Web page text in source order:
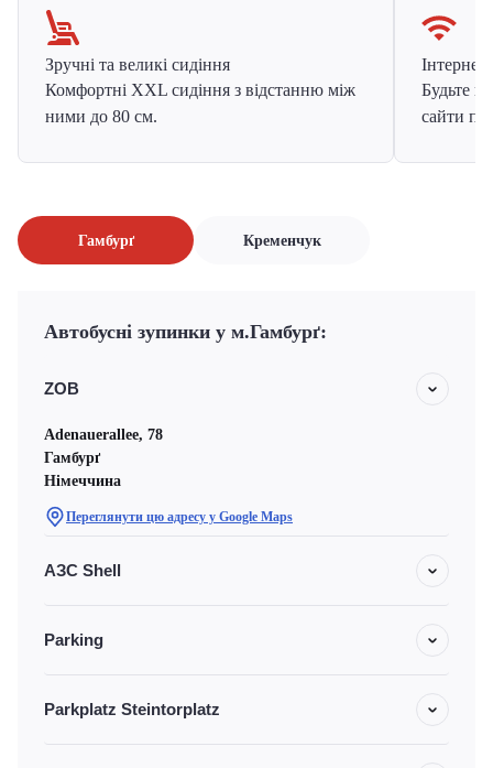
Зручні та великі сидіння
Комфортні XXL сидіння з відстанню між
ними до 80 см.
Інтернет
Будьте
сайти
Гамбурґ Кременчук
Автобусні зупинки у м.Гамбурґ:
ZOB
Adenauerallee, 78
Гамбурґ
Німеччина
Переглянути цю адресу у Google Maps
АЗС Shell
Parking
Parkplatz Steintorplatz